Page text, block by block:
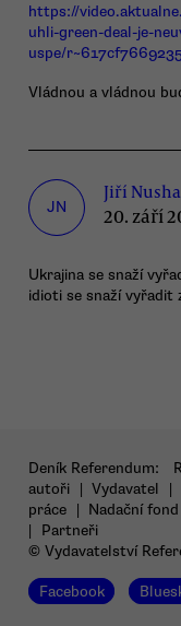
https://
uhli-green-deal-je-
uspe/
Vládnou a vládnou
JN
Jiří
20. září
Ukrajina se snaží
idioti se snaží vyřadit
Deník Referendum:
autoři | Vydavatel |
práce | Nadační fond
|
Partneři
© Vydavatelství
Facebook